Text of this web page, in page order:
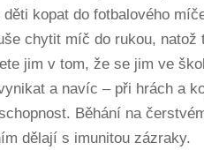
děti kopat do fotbalového
chytit míč do rukou,
jim v tom, že se jim ve
a navíc – při hrách a
Běhání na
dělají s imunitou zázraky.